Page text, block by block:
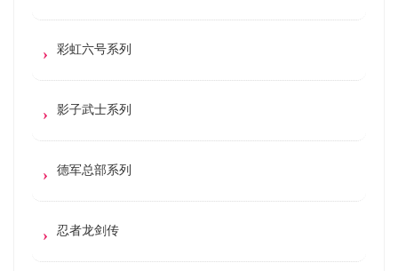
彩虹六号系列
影子武士系列
德军总部系列
忍者龙剑传